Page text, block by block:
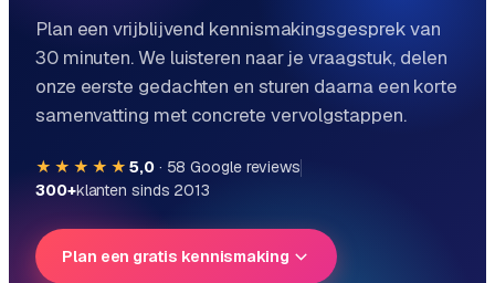
u
l
t
i
s
t
r
Plan een vrijblijvend kennismakingsgesprek van
30 minuten. We luisteren naar je vraagstuk, delen
onze eerste gedachten en sturen daarna een korte
samenvatting met concrete vervolgstappen.
★★★★★ 5,0· 58 Google reviews
300+klanten sinds 2013
Plan een gratis kennismaking